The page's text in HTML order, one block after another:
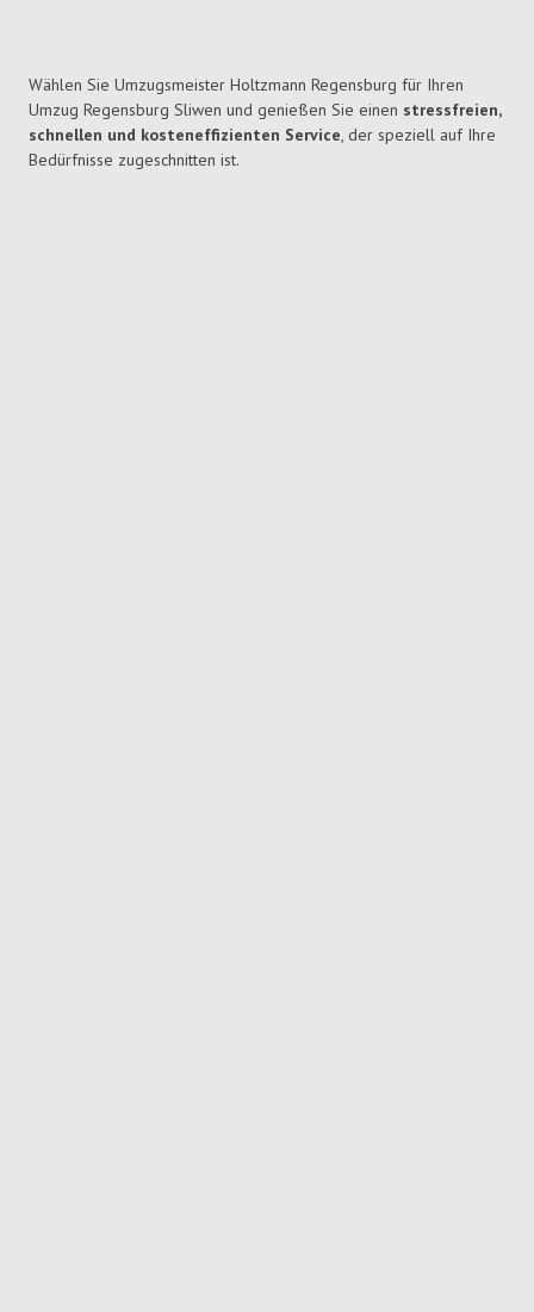
Wählen Sie Umzugsmeister Holtzmann Regensburg für Ihren
Umzug Regensburg Sliwen und genießen Sie einen stressfreien,
schnellen und kosteneffizienten Service, der speziell auf Ihre
Bedürfnisse zugeschnitten ist.